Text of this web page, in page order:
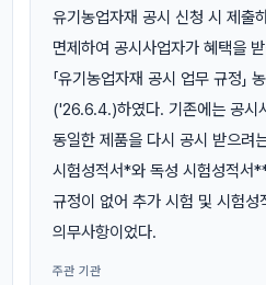
유기농업자재 공시 신청 시 제출
면제하여 공시사업자가 혜택을
「유기농업자재 공시 업무 규정」
('26.6.4.)하였다. 기존에는 공시
동일한 제품을 다시 공시 받으려
시험성적서*와 독성 시험성적서
규정이 없어 추가 시험 및 시험성
의무사항이었다.
주관 기관